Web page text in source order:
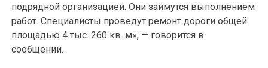
подрядной организацией. Они займутся выполнением
работ. Специалисты проведут ремонт дороги общей
площадью 4 тыс. 260 кв. м», — говорится в
сообщении.